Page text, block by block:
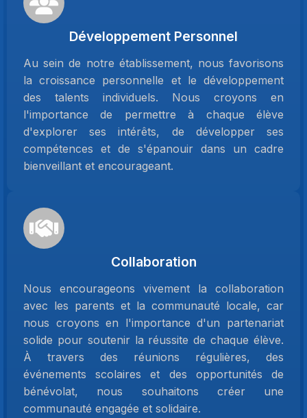
Développement Personnel
Au sein de notre établissement, nous favorisons
la croissance personnelle et le développement
des talents individuels. Nous croyons en
l'importance de permettre à chaque élève
d'explorer ses intérêts, de développer ses
compétences et de s'épanouir dans un cadre
bienveillant et encourageant.
Collaboration
Nous encourageons vivement la collaboration
avec les parents et la communauté locale, car
nous croyons en l'importance d'un partenariat
solide pour soutenir la réussite de chaque élève.
À travers des réunions régulières, des
événements scolaires et des opportunités de
bénévolat, nous souhaitons créer une
communauté engagée et solidaire.